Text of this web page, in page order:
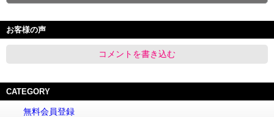
お客様の声
コメントを書き込む
CATEGORY
無料会員登録